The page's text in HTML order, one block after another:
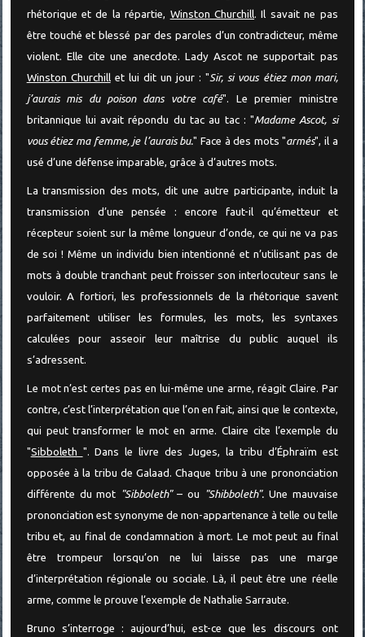
rhétorique et de la répartie, Winston Churchill. Il savait ne pas
être touché et blessé par des paroles d’un contradicteur, même
violent. Elle cite une anecdote. Lady Ascot ne supportait pas
Winston Churchillet lui dit un jour : "Sir, si vous étiez mon mari,
j’aurais mis du poison dans votre café". Le premier ministre
britannique lui avait répondu du tac au tac : "Madame Ascot, si
vous étiez ma femme, je l’aurais bu." Face à des mots "armés", il a
usé d’une défense imparable, grâce à d’autres mots.
La transmission des mots, dit une autre participante, induit la
transmission d’une pensée : encore faut-il qu’émetteur et
récepteur soient sur la même longueur d’onde, ce qui ne va pas
de soi ! Même un individu bien intentionné et n’utilisant pas de
mots à double tranchant peut froisser son interlocuteur sans le
vouloir. A fortiori, les professionnels de la rhétorique savent
parfaitement utiliser les formules, les mots, les syntaxes
calculées pour asseoir leur maîtrise du public auquel ils
s’adressent.
Le mot n’est certes pas en lui-même une arme, réagit Claire. Par
contre, c’est l’interprétation que l’on en fait, ainsi que le contexte,
qui peut transformer le mot en arme. Claire cite l’exemple du
"Sibboleth ". Dans le livre des Juges, la tribu d’Éphraïm est
opposée à la tribu de Galaad. Chaque tribu à une prononciation
différente du mot "Sibboleth"– ou "Shibboleth".Une mauvaise
prononciation est synonyme de non-appartenance à telle ou telle
tribu et, au final de condamnation à mort. Le mot peut au final
être trompeur lorsqu’on ne lui laisse pas une marge
d’interprétation régionale ou sociale. Là, il peut être une réelle
arme, comme le prouve l’exemple de Nathalie Sarraute.
Bruno s’interroge : aujourd’hui, est-ce que les discours ont